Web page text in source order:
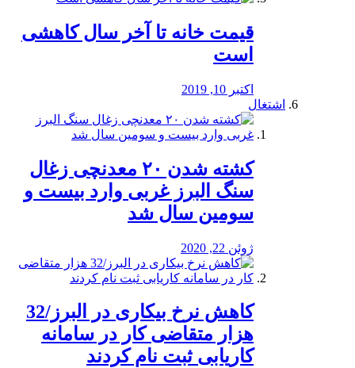
قیمت خانه تا آخر سال کاهشی
است
اکتبر 10, 2019
اشتغال
کشته شدن ۲۰ معدنچی زغال
سنگ البرز غربی وارد بیست و
سومین سال شد
ژوئن 22, 2020
کاهش نرخ بیکاری در البرز/32
هزار متقاضی کار در سامانه
کاریابی ثبت نام کردند